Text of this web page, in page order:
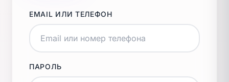
EMAIL ИЛИ ТЕЛЕФОН
ПАРОЛЬ